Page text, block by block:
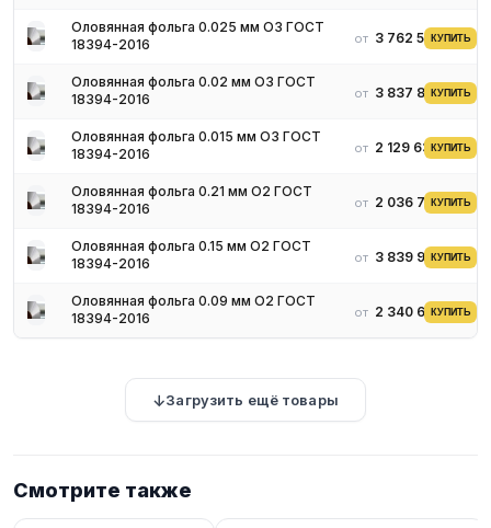
Оловянная фольга 0.025 мм О3 ГОСТ
18394-2016
от 3 762 587 ₽
КУПИТЬ
Оловянная фольга 0.02 мм О3 ГОСТ
18394-2016
от 3 837 838 ₽
КУПИТЬ
Оловянная фольга 0.015 мм О3 ГОСТ
18394-2016
от 2 129 637 ₽КУПИТЬ
Оловянная фольга 0.21 мм О2 ГОСТ
18394-2016
от 2 036 780 ₽
КУПИТЬ
Оловянная фольга 0.15 мм О2 ГОСТ
18394-2016
от 3 839 908 ₽
КУПИТЬ
Оловянная фольга 0.09 мм О2 ГОСТ
18394-2016
от 2 340 622 ₽
КУПИТЬ
Загрузить ещё товары
Смотрите также